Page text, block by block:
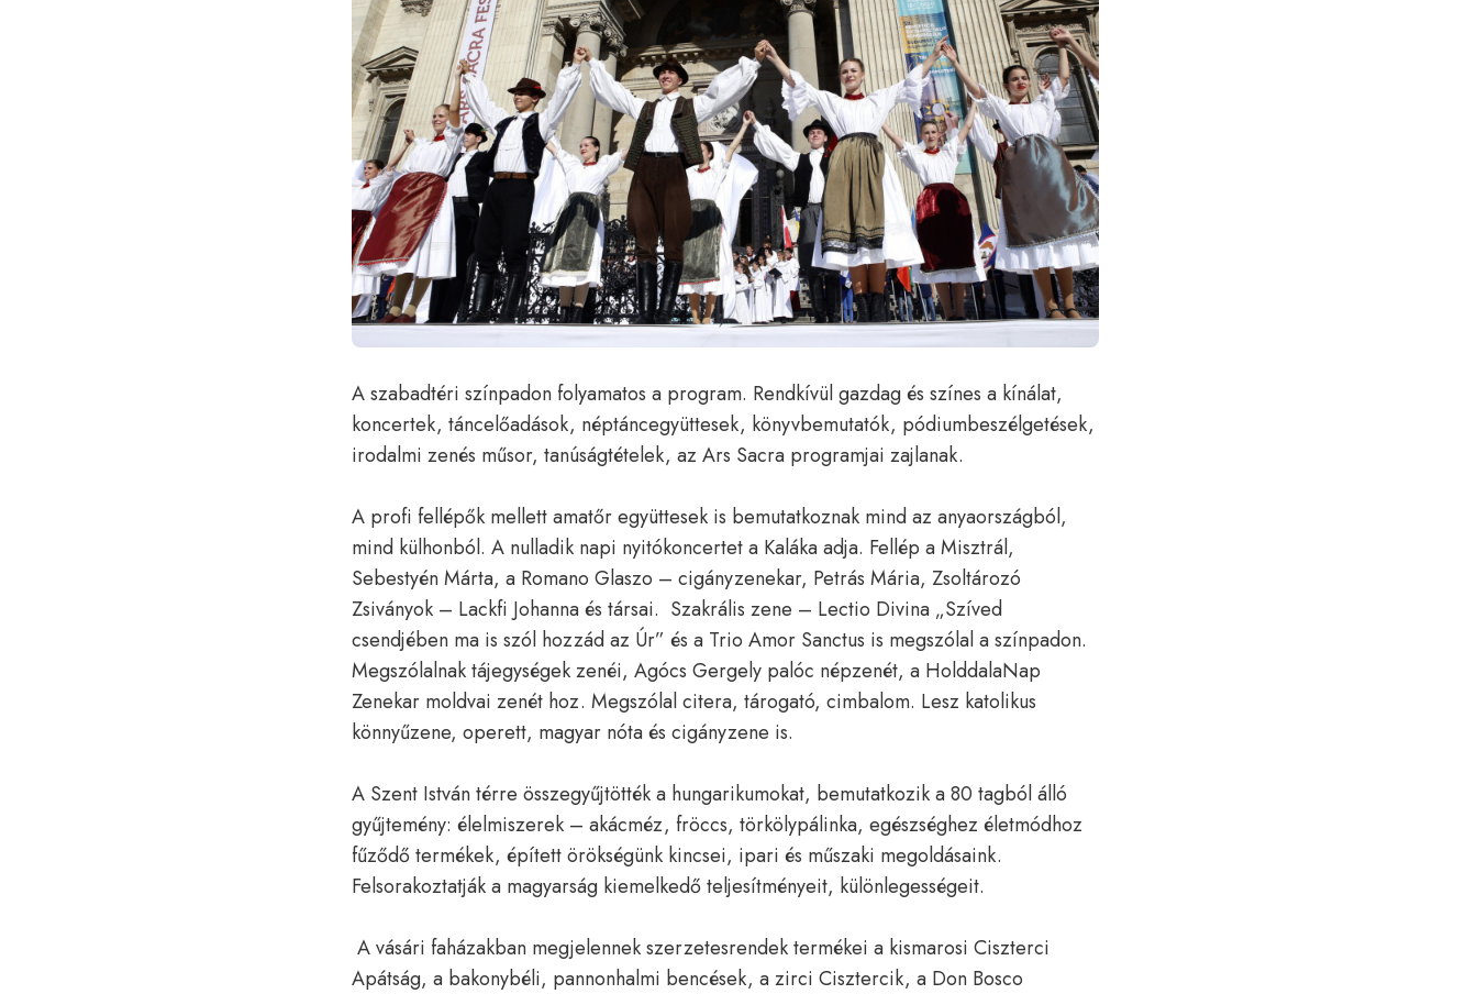
A szabadtéri színpadon folyamatos a program. Rendkívül gazdag és színes a kínálat,
koncertek, táncelőadások, néptáncegyüttesek, könyvbemutatók, pódiumbeszélgetések,
irodalmi zenés műsor, tanúságtételek, az Ars Sacra programjai zajlanak.
A profi fellépők mellett amatőr együttesek is bemutatkoznak mind az anyaországból,
mind külhonból. A nulladik napi nyitókoncertet a Kaláka adja. Fellép a Misztrál,
Sebestyén Márta, a Romano Glaszo – cigányzenekar, Petrás Mária, Zsoltározó
Zsiványok – Lackfi Johanna és társai. Szakrális zene – Lectio Divina „Szíved
csendjében ma is szól hozzád az Úr” és a Trio Amor Sanctus is megszólal a színpadon.
Megszólalnak tájegységek zenéi, Agócs Gergely palóc népzenét, a HolddalaNap
Zenekar moldvai zenét hoz. Megszólal citera, tárogató, cimbalom. Lesz katolikus
könnyűzene, operett, magyar nóta és cigányzene is.
A Szent István térre összegyűjtötték a hungarikumokat, bemutatkozik a 80 tagból álló
gyűjtemény: élelmiszerek – akácméz, fröccs, törkölypálinka, egészséghez életmódhoz
fűződő termékek, épített örökségünk kincsei, ipari és műszaki megoldásaink.
Felsorakoztatják a magyarság kiemelkedő teljesítményeit, különlegességeit.
A vásári faházakban megjelennek szerzetesrendek termékei a kismarosi Ciszterci
Apátság, a bakonybéli, pannonhalmi bencések, a zirci Cisztercik, a Don Bosco